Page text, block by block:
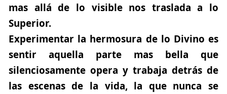
mas allá de lo visible nos traslada a lo
Superior.
Experimentar la hermosura de lo Divino es
sentir aquella parte mas bella que
silenciosamente opera y trabaja detrás de
las escenas de la vida, la que nunca se